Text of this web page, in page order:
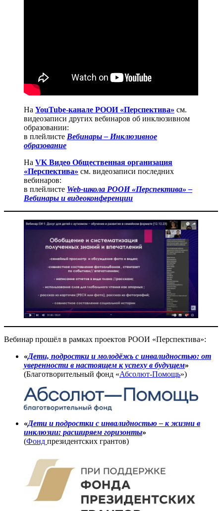
На YouTube-канале РООИ «Перспектива» см.
видеозаписи других вебинаров об инклюзивном
образовании:
в плейлисте Вебинары – Инклюзивное
образование
На VK Видео Общественная организация
«Перспектива» см. видеозаписи последних
вебинаров:
в плейлисте Web-школа РООИ «Перспектива» –
Вебинары и видеоконференции
Вебинар прошёл в рамках проектов РООИ «Перспектива»:
«Дети, подростки и молодёжь с инвалидностью: от
уверенности в настоящем к успеху в будущем»
(Благотворительный фонд «Абсолют-Помощь»)
«Дети и подростки с инвалидностью – к жизни в
инклюзии: расширяем горизонты»
(Фонд президентских грантов)